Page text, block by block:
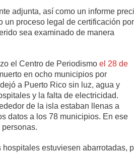
adjunta, así como un informe
un proceso legal de certificación
sea examinado de manera
el Centro de Periodismo el 28 de
en ocho municipios por
a Puerto Rico sin luz, agua y
y la falta de electricidad.
de la isla estaban llenas a
datos a los 78 municipios. En ese
hospitales estuviesen abarrotadas,